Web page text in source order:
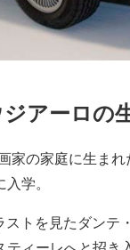
アーロの
家の家庭に生ま
学。
トを見たダンテ